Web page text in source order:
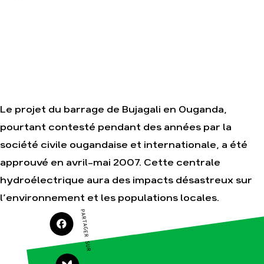
Agir
Faire un don
S'engager sur
Agir au
quotidien
Soutenir les
campagnes
Transmettre
tout ou partie
de son
patrimoine
Nos
thématiques
Énergie
Surproduction
Agriculture
Multinationales
Le projet du barrage de Bujagali en Ouganda,
pourtant contesté pendant des années par la
société civile ougandaise et internationale, a été
approuvé en avril-mai 2007. Cette centrale
hydroélectrique aura des impacts désastreux sur
l’environnement et les populations locales.
PARTAGER SUR